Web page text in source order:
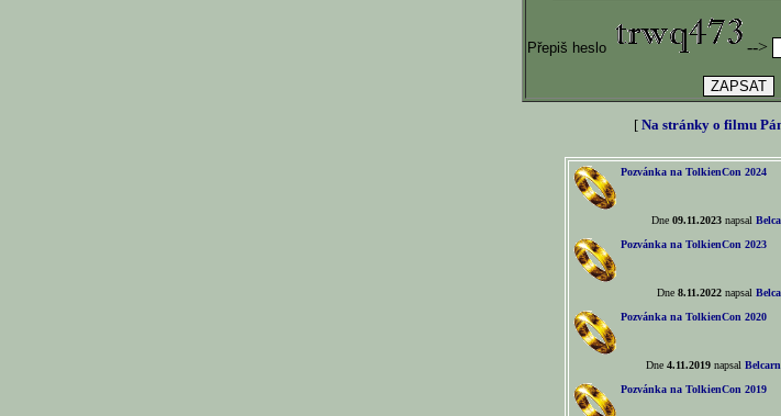
Přepiš heslo -->
[ Na stránky o filmu
Pozvánka na TolkienCon 2024
Dne 09.11.2023napsal
Pozvánka na TolkienCon 2023
Dne 8.11.2022napsal
Pozvánka na TolkienCon 2020
Dne 4.11.2019napsal
Pozvánka na TolkienCon 2019